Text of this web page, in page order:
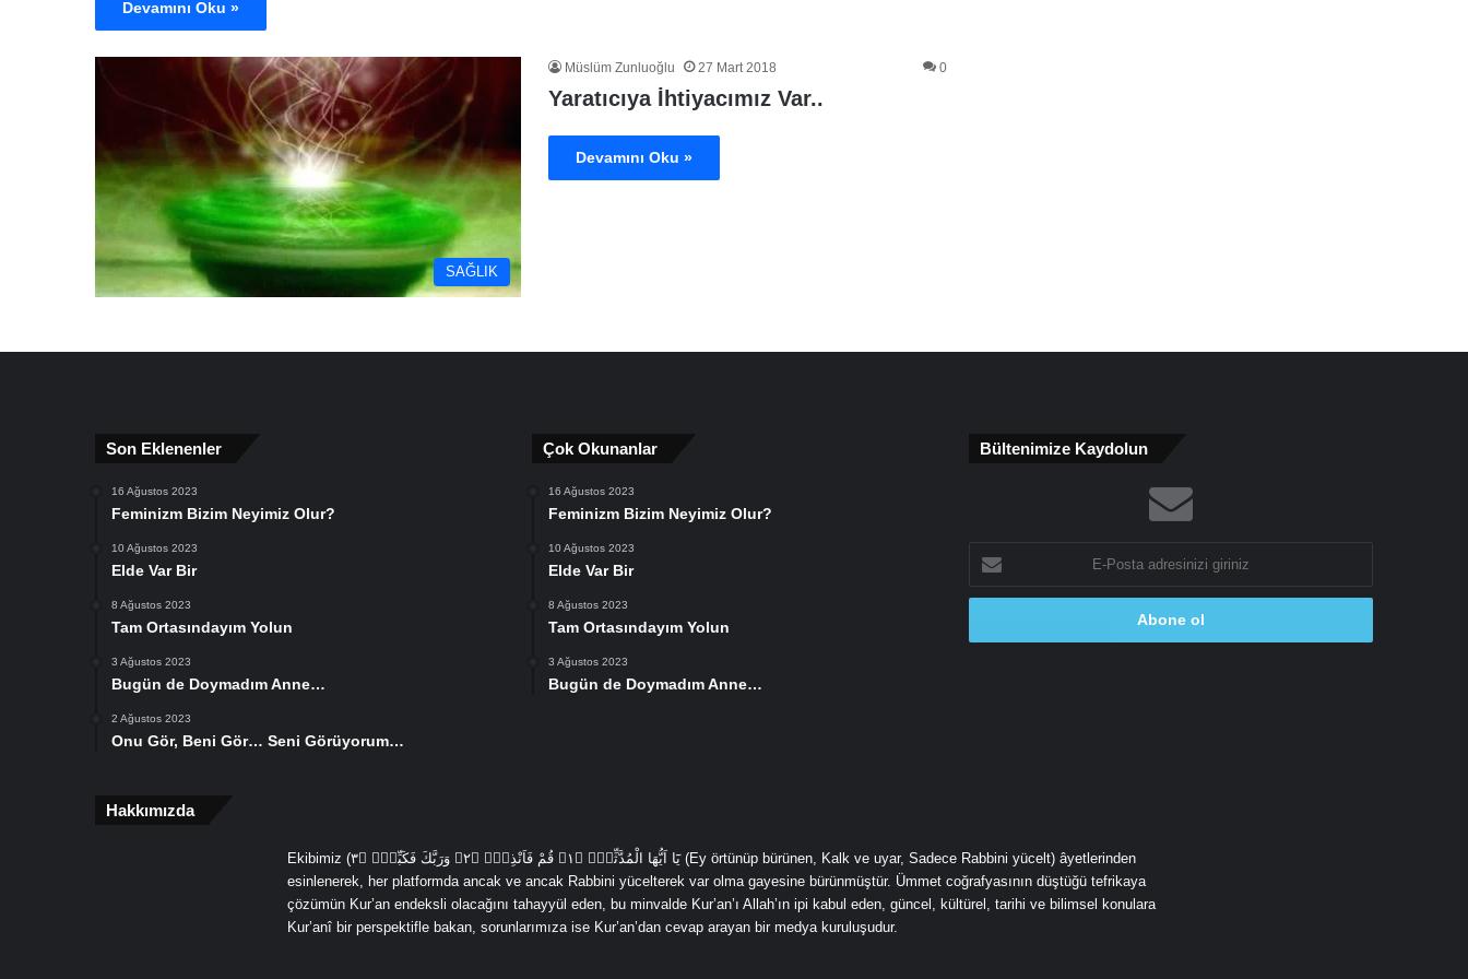
Devamını Oku »
SAĞLIK
Müslüm Zunluoğlu 27 Mart 2018 0
Yaratıcıya İhtiyacımız Var..
Devamını Oku »
Son Eklenenler
16 Ağustos 2023
Feminizm Bizim Neyimiz Olur?
10 Ağustos 2023
Elde Var Bir
8 Ağustos 2023
Tam Ortasındayım Yolun
3 Ağustos 2023
Bugün de Doymadım Anne…
2 Ağustos 2023
Onu Gör, Beni Gör… Seni Görüyorum…
Çok Okunanlar
16 Ağustos 2023
Feminizm Bizim Neyimiz Olur?
10 Ağustos 2023
Elde Var Bir
8 Ağustos 2023
Tam Ortasındayım Yolun
3 Ağustos 2023
Bugün de Doymadım Anne…
Bültenimize Kaydolun
Posta
adresinizi
Hakkımızda
Ekibimiz (يَٓا اَيُّهَا الْمُدَّثِّرُۙ ﴿١﴾ قُمْ فَاَنْذِرْۙ ﴿٢﴾ وَرَبَّكَ فَكَبِّرْۙ ﴿٣ (Ey örtünüp bürünen, Kalk ve uyar, Sadece Rabbini yücelt) âyetlerinden
esinlenerek, her platformda ancak ve ancak Rabbini yücelterek var olma gayesine bürünmüştür. Ümmet coğrafyasının düştüğü tefrikaya
çözümün Kur’an endeksli olacağını tahayyül eden, bu minvalde Kur’an’ı Allah’ın ipi kabul eden, güncel, kültürel, tarihi ve bilimsel konulara
Kur’anî bir perspektifle bakan, sorunlarımıza ise Kur’an’dan cevap arayan bir medya kuruluşudur.